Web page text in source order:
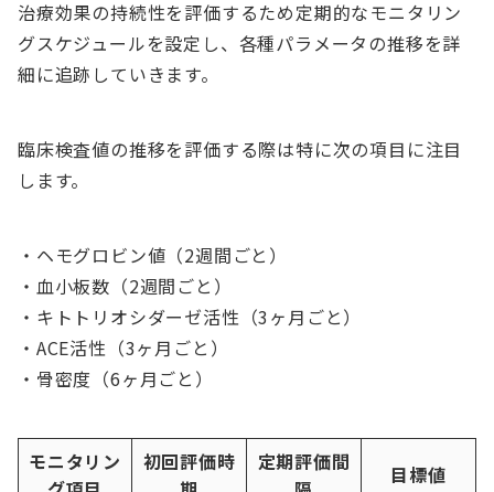
治療効果の持続性を評価するため定期的なモニタリン
グスケジュールを設定し、各種パラメータの推移を詳
細に追跡していきます。
臨床検査値の推移を評価する際は特に次の項目に注目
します。
・ヘモグロビン値（2週間ごと）
・血小板数（2週間ごと）
・キトトリオシダーゼ活性（3ヶ月ごと）
・ACE活性（3ヶ月ごと）
・骨密度（6ヶ月ごと）
モニタリン
初回評価時
定期評価間
目標値